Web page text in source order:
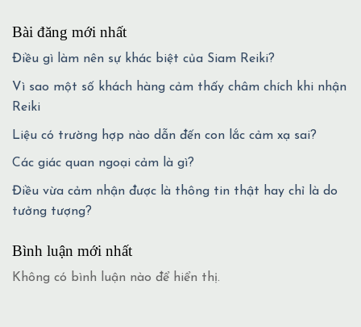
Bài đăng mới nhất
Điều gì làm nên sự khác biệt của Siam Reiki?
Vì sao một số khách hàng cảm thấy châm chích khi nhận
Reiki
Liệu có trường hợp nào dẫn đến con lắc cảm xạ sai?
Các giác quan ngoại cảm là gì?
Điều vừa cảm nhận được là thông tin thật hay chỉ là do
tưởng tượng?
Bình luận mới nhất
Không có bình luận nào để hiển thị.